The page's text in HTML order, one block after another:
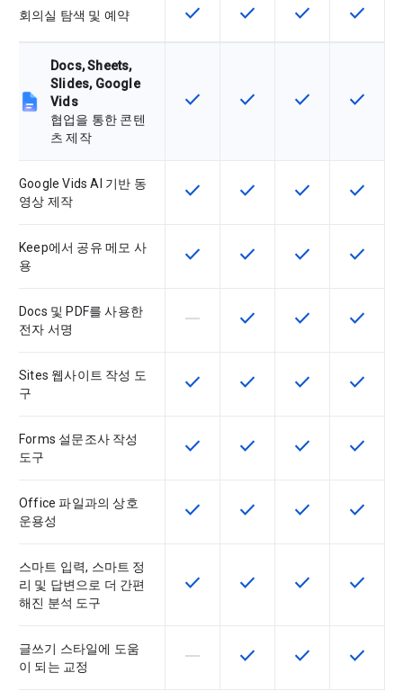
회의실 탐색 및 예약 이 기능은 SKU에서 사용할 수 있습
check 이 기능은 SKU에서 사용
check 이 기능은 SKU
check 이 기능
check
Docs, Sheets,
Slides, Google
Vids
협업을 통한 콘텐
츠 제작
이 기능은 SKU에서 사용할 수 있습
check 이 기능은 SKU에서 사용
check 이 기능은 SKU
check 이 기능
check
Google Vids AI 기반 동
영상 제작
이 기능은 SKU에서 사용할 수 있습
check 이 기능은 SKU에서 사용
check 이 기능은 SKU
check 이 기능
check
Keep에서 공유 메모 사
용
이 기능은 SKU에서 사용할 수 있습
check 이 기능은 SKU에서 사용
check 이 기능은 SKU
check 이 기능
check
Docs 및 PDF를 사용한
전자 서명
이 기능은 이 SKU에서 지원되지
horizontal_rule 이 기능은 SKU에서 사용
check 이 기능은 SKU
check 이 기능
check
Sites 웹사이트 작성 도
구
이 기능은 SKU에서 사용할 수 있습
check 이 기능은 SKU에서 사용
check 이 기능은 SKU
check 이 기능
check
Forms 설문조사 작성
도구
이 기능은 SKU에서 사용할 수 있습
check 이 기능은 SKU에서 사용
check 이 기능은 SKU
check 이 기능
check
Office 파일과의 상호
운용성
이 기능은 SKU에서 사용할 수 있습
check 이 기능은 SKU에서 사용
check 이 기능은 SKU
check 이 기능
check
스마트 입력, 스마트 정
리 및 답변으로 더 간편
해진 분석 도구
이 기능은 SKU에서 사용할 수 있습
check 이 기능은 SKU에서 사용
check 이 기능은 SKU
check 이 기능
check
글쓰기 스타일에 도움
이 되는 교정
이 기능은 이 SKU에서 지원되지
horizontal_rule 이 기능은 SKU에서 사용
check 이 기능은 SKU
check 이 기능
check